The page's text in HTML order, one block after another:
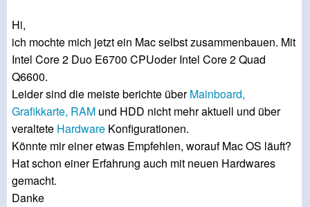
Hi,
ich mochte mich jetzt ein Mac selbst zusammenbauen. Mit
Intel Core 2 Duo E6700 CPUoder Intel Core 2 Quad
Q6600.
Leider sind die meiste berichte überMainboard,
Grafikkarte, RAM und HDD nicht mehr aktuell und über
veraltete Hardware Konfigurationen.
Könnte mir einer etwas Empfehlen, worauf Mac OS läuft?
Hat schon einer Erfahrung auch mit neuen Hardwares
gemacht.
Danke